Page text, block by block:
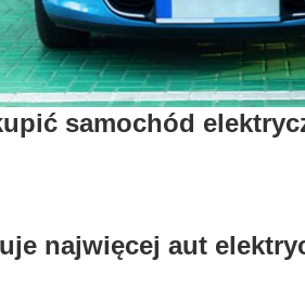
samochód
najwięcej aut